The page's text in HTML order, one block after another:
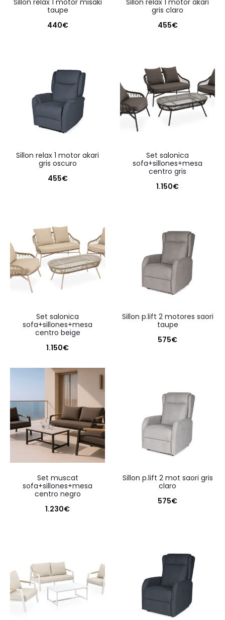
sillon relax 1 motor misaki
taupe
440€
sillon relax 1 motor akari
gris claro
455€
sillon relax 1 motor akari
gris oscuro
455€
set salonica
sofa+sillones+mesa
centro gris
1.150€
set salonica
sofa+sillones+mesa
centro beige
1.150€
sillon p.lift 2 motores saori
taupe
575€
set muscat
sofa+sillones+mesa
centro negro
1.230€
sillon p.lift 2 mot saori gris
claro
575€